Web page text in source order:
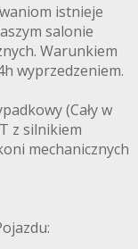
istnieje
salonie
Warunkiem
wyprzedzeniem.
(Cały w
z silnikiem
mechanicznych